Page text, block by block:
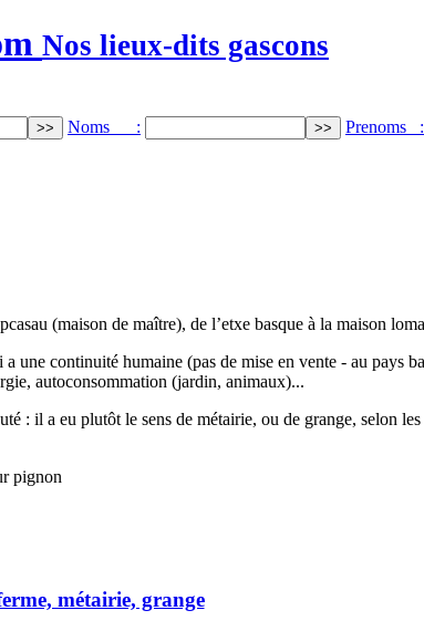
Nos lieux-dits gascons
Noms : Prenoms :
(maison de maître), de l’etxe basque à la maison
une continuité humaine (pas de mise en vente - au pays
autoconsommation (jardin, animaux)...
: il a eu plutôt le sens de métairie, ou de grange, selon
pignon
métairie, grange